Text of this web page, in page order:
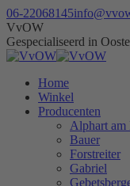
Skip
to
content
06-22068145
Facebook
page
opens
new
window
Instagram
page
opens
new
window
X
page
opens
new
window
VvOW
Gespecialiseerd in
Home
Winkel
Producenten
Alphart am
Bauer
Forstreiter
Gabriel